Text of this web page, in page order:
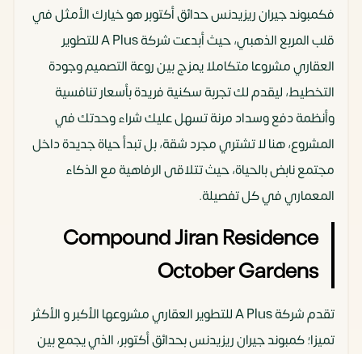
فكمبوند جيران ريزيدنس حدائق أكتوبر هو خيارك الأمثل في
قلب المربع الذهبي، حيث أبدعت شركة A Plus للتطوير
العقاري مشروعا متكاملا يمزج بين روعة التصميم وجودة
التخطيط، ليقدم لك تجربة سكنية فريدة بأسعار تنافسية
وأنظمة دفع وسداد مرنة تسهل عليك شراء وحدتك في
المشروع، هنا لا تشتري مجرد شقة، بل تبدأ حياة جديدة داخل
مجتمع نابض بالحياة، حيث تتلاقى الرفاهية مع الذكاء
المعماري في كل تفصيلة.
Compound Jiran Residence
October Gardens
تقدم شركة A Plus للتطوير العقاري مشروعها الأكبر و الأكثر
تميزا؛ كمبوند جيران ريزيدنس بحدائق أكتوبر، الذي يجمع بين